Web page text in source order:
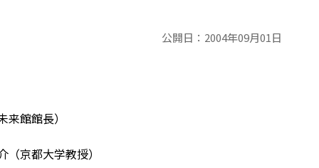
公開日： 2004年09月01日
館館長）
京都大学教授）